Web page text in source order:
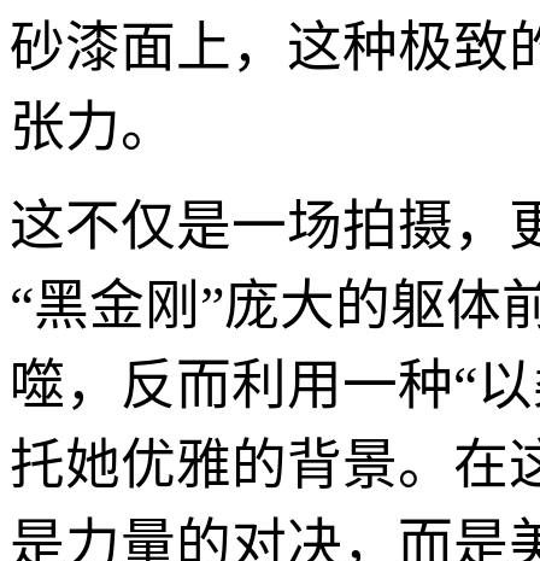
砂漆面上，这种极致
张力。
这不仅是一场拍摄，
“黑金刚”庞大的躯体
噬，反而利用一种“
托她优雅的背景。在
是力量的对决，而是